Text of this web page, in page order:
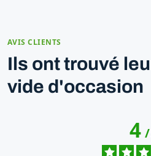
AVIS CLIENTS
Ils ont trouvé
vide d'occasion
4/